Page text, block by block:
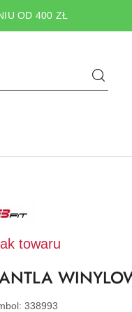
OD 400 ZŁ
towaru
338993